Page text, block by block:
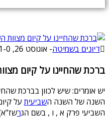
דיונים בשמיטה- אוגוסט 26, 2021 -0 תגובות
ברכת שהחיינו על קיום
יש אומרים: שיש לכוון בברכת
השנה של השנה השביעיתעל
השביעי פרק א , ו , בשם הגר